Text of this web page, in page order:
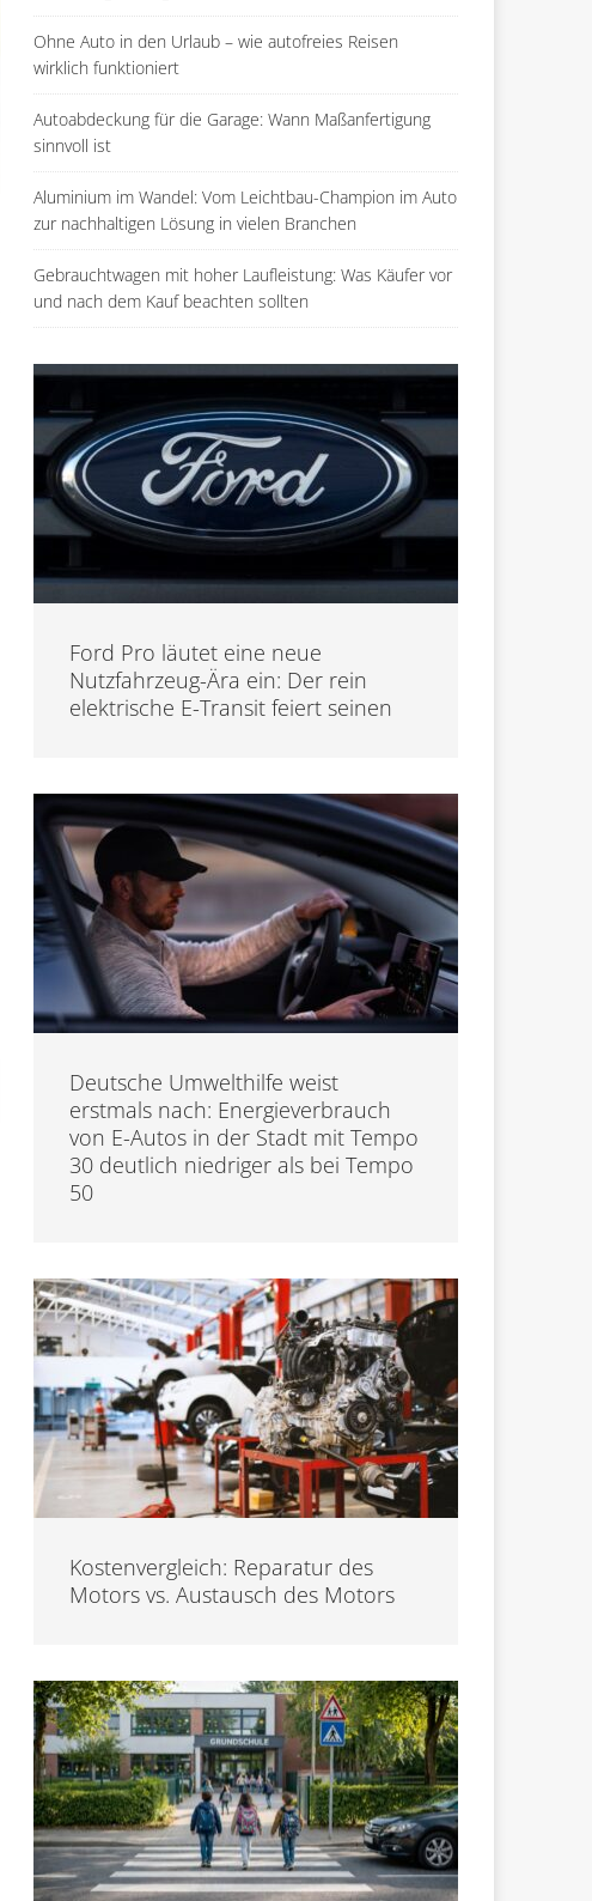
Ohne Auto in den Urlaub – wie autofreies Reisen
wirklich funktioniert
Autoabdeckung für die Garage: Wann Maßanfertigung
sinnvoll ist
Aluminium im Wandel: Vom Leichtbau-Champion im Auto
zur nachhaltigen Lösung in vielen Branchen
Gebrauchtwagen mit hoher Laufleistung: Was Käufer vor
und nach dem Kauf beachten sollten
Ford Pro läutet eine neue
Nutzfahrzeug-Ära ein: Der rein
elektrische E-Transit feiert seinen
Deutsche Umwelthilfe weist
erstmals nach: Energieverbrauch
von E-Autos in der Stadt mit Tempo
30 deutlich niedriger als bei Tempo
50
Kostenvergleich: Reparatur des
Motors vs. Austausch des Motors